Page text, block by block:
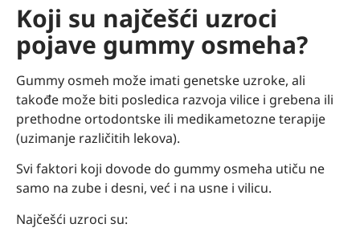
Koji su najčešći uzroci
pojave gummy osmeha?
Gummy osmeh može imati genetske uzroke, ali
takođe može biti posledica razvoja vilice i grebena ili
prethodne ortodontske ili medikametozne terapije
(uzimanje različitih lekova).
Svi faktori koji dovode do gummy osmeha utiču ne
samo na zube i desni, već i na usne i vilicu.
Najčešći uzroci su: